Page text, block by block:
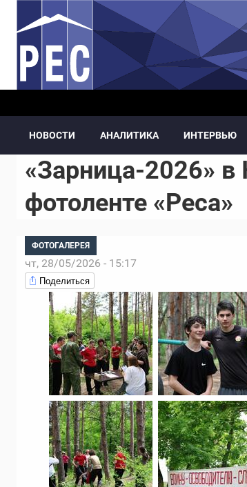
Перейти к основному содержанию
НОВОСТИ АНАЛИТИКА ИНТЕРВЬЮ
«Зарница-2026»
фотоленте «Реса»
ФОТОГАЛЕРЕЯ
чт, 28/05/2026 - 15:17
Поделиться